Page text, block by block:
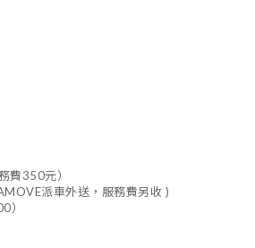
費350元）
派車外送，服務費另收 )
）